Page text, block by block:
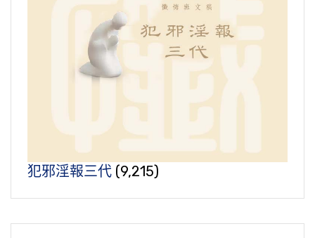
犯邪淫報三代 (9,215)